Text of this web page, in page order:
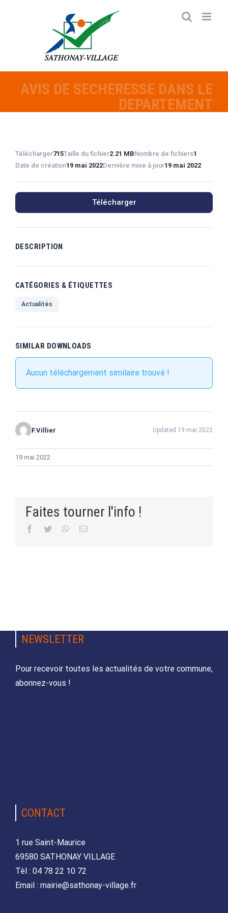
AVIS DE SECHERESSE DANS LE
DEPARTEMENT
Télécharger715Taille du fichier2.21 MBNombre de fichiers1
Date de création19 mai 2022Dernière mise à jour19 mai 2022
Télécharger
DESCRIPTION
CATÉGORIES & ÉTIQUETTES
Actualités
SIMILAR DOWNLOADS
Aucun téléchargement similaire trouvé !
F.Villier Updated 19 mai 2022
19 mai 2022
Faites tourner l'info !
Facebook
Twitter WhatsApp
Email
NEWSLETTER
Pour recevoir toutes les actualités de votre commune,
abonnez-vous !
CONTACT
1 rue Saint-Maurice
69580 SATHONAY VILLAGE
Tèl : 04 78 22 10 72
Email : mairie@sathonay-village.fr